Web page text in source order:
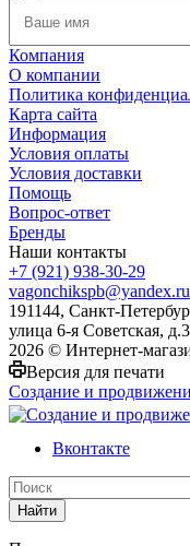
Компания
О компании
Политика
Карта сайта
Информация
Условия оплаты
Условия доставки
Помощь
Вопрос-ответ
Бренды
Наши контакты
+7 (921) 938-30-29
vagonchikspb@yandex.ru
191144, Санкт-
улица 6-я Советская,
2026 © Интернет-
Версия для печати
Создание и
Вконтакте
Найти